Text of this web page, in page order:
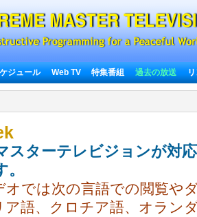
ジュール Web TV 特集番組 過去の放送
スターテレビジョンが対
オでは次の言語での閲覧や
ア語、クロチア語、オラン